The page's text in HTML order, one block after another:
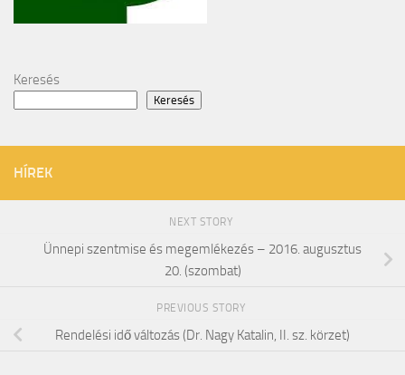
Keresés
Keresés
HÍREK
NEXT STORY
Ünnepi szentmise és megemlékezés – 2016. augusztus
20. (szombat)
PREVIOUS STORY
Rendelési idő változás (Dr. Nagy Katalin, II. sz. körzet)